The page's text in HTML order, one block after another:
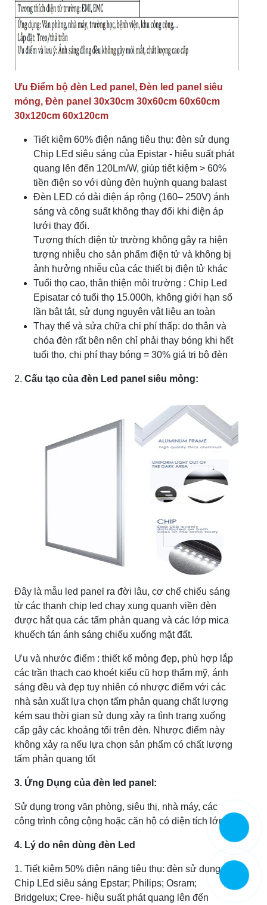
Ưu Điểm bộ đèn Led panel, Đèn led panel siêu
mỏng, Đèn panel 30x30cm 30x60cm 60x60cm
30x120cm 60x120cm
Tiết kiệm 60% điện năng tiêu thụ: đèn sử dụng
Chip LEd siêu sáng của Epistar - hiệu suất phát
quang lên đến 120Lm/W, giúp tiết kiệm > 60%
tiền điện so với dùng đèn huỳnh quang balast
Đèn LED có dải điện áp rộng (160– 250V) ánh
sáng và công suất không thay đổi khi điện áp
lưới thay đổi.
Tương thích điện từ trường không gây ra hiện
tượng nhiễu cho sản phẩm điện tử và không bị
ảnh hưởng nhiễu của các thiết bị điện tử khác
Tuổi thọ cao, thân thiện môi trường : Chip Led
Episatar có tuổi thọ 15.000h, không giới hạn số
lần bật tắt, sử dụng nguyên vật liệu an toàn
Thay thế và sửa chữa chi phí thấp: do thân và
chóa đèn rất bên nên chỉ phải thay bóng khi hết
tuổi thọ, chi phí thay bóng = 30% giá trị bộ đèn
2. Cấu tạo của đèn Led panel siêu mỏng:
Đây là mẫu led panel ra đời lâu, cơ chế chiếu sáng
từ các thanh chip led chạy xung quanh viền đèn
được hắt qua các tấm phản quang và các lớp mica
khuếch tán ánh sáng chiếu xuống mặt đất.
Ưu và nhước điểm : thiết kế mỏng đẹp, phù hợp lắp
các trần thạch cao khoét kiểu cũ hợp thẩm mỹ, ánh
sáng đều và đẹp tuy nhiên có nhược điểm với các
nhà sản xuất lựa chọn tấm phản quang chất lượng
kém sau thời gian sử dụng xảy ra tình trạng xuống
cấp gây các khoảng tối trên đèn. Nhược điểm này
không xảy ra nếu lựa chọn sản phẩm có chất lượng
tấm phản quang tốt
3. Ứng Dụng của đèn led panel:
Sử dụng trong văn phòng, siêu thị, nhà máy, các
công trình công cộng hoặc căn hộ có diện tích lớn...
4. Lý do nên dùng đèn Led
1. Tiết kiệm 50% điện năng tiêu thụ: đèn sử dụng
Chip LEd siêu sáng Epstar; Philips; Osram;
Bridgelux; Cree- hiệu suất phát quang lên đến